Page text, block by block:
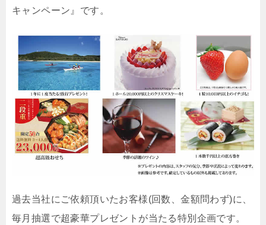
キャンペーン』です。
過去当社にご依頼頂いたお客様(回数、金額問わず)に、
毎月抽選で超豪華プレゼントが当たる特別企画です。